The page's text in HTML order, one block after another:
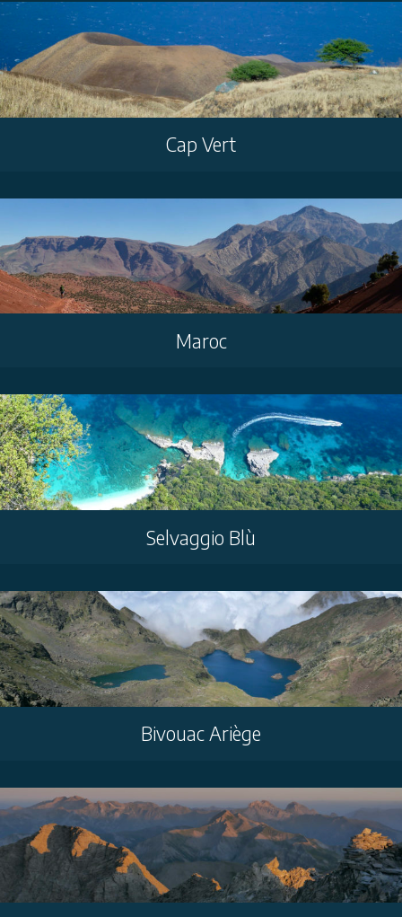
Cap Vert
Maroc
Selvaggio Blù
Bivouac Ariège